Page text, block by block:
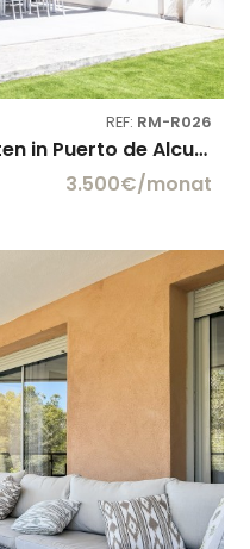
REF: RM-R026
Haus am Meer zu vermieten in Puerto de Alcudia
3.500€/monat